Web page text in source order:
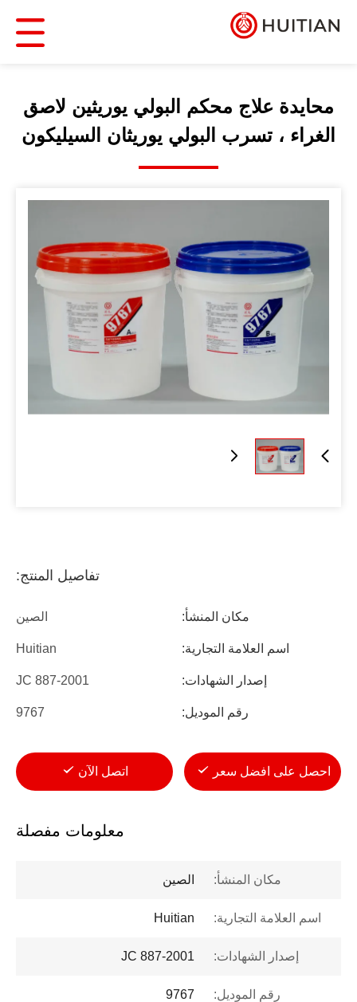
محايدة علاج محكم البولي يوريثين لاصق
الغراء ، تسرب البولي يوريثان السيليكون
تفاصيل المنتج:
مكان المنشأ: الصين
اسم العلامة التجارية: Huitian
إصدار الشهادات: JC 887-2001
رقم الموديل: 9767
احصل على افضل سعر اتصل الآن
معلومات مفصلة
مكان المنشأ: الصين
اسم العلامة التجارية: Huitian
إصدار الشهادات: JC 887-2001
رقم الموديل: 9767